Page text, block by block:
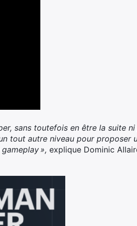
sans toutefois en être la suite
tout autre niveau pour proposer
», explique Dominic